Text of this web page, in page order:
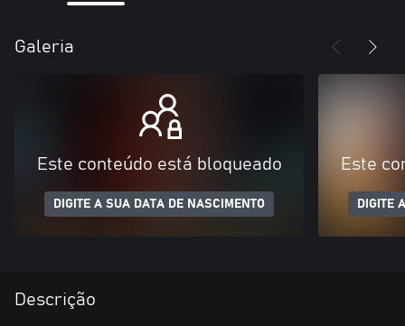
Galeria
Este conteúdo está bloqueado
DIGITE A SUA DATA DE NASCIMENTO
Este
DIGITE
Descrição